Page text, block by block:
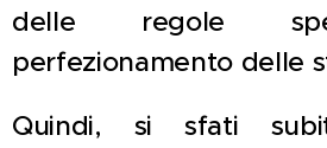
delle regole
perfezionamento delle
Quindi, si sfati